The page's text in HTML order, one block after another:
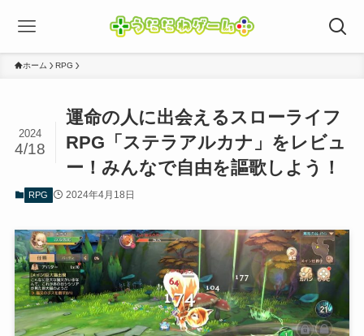
ホーム RPG
運命の人に出会えるスローライフ
RPG「ステラアルカナ」をレビュ
ー！みんなで自由を謳歌しよう！
2024
4/18
RPG 2024年4月18日